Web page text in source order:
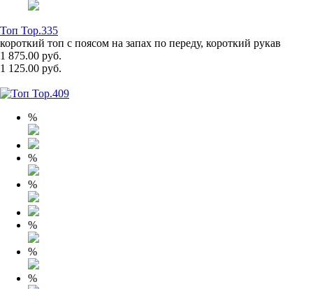
Топ Top.335
короткий топ с поясом на запах по переду, короткий рукав
1 875.00 руб.
1 125.00 руб.
%
%
%
%
%
%